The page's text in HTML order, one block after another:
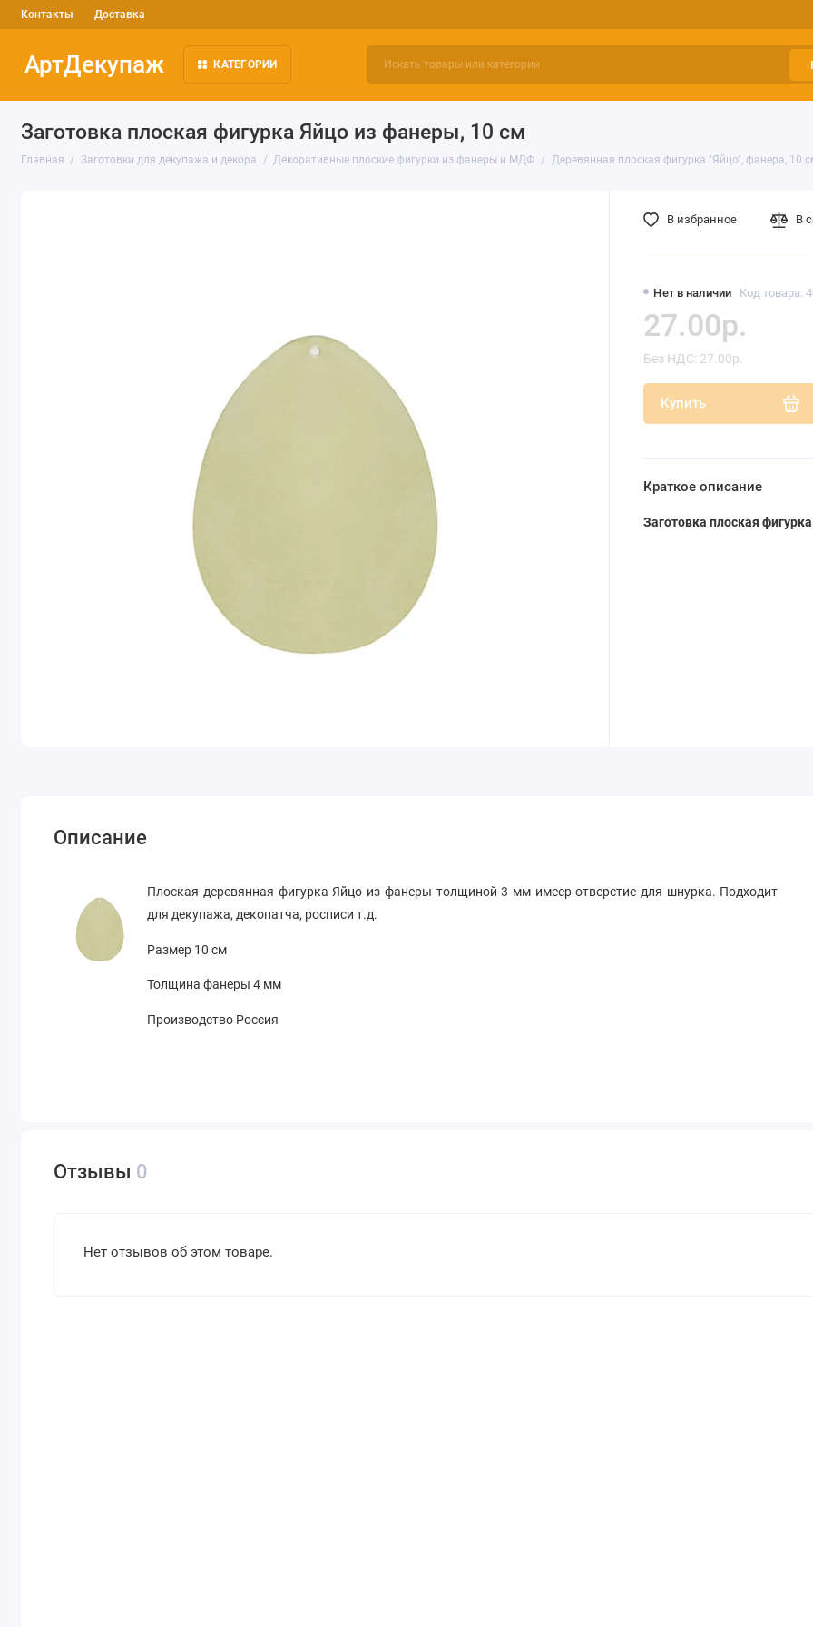
Контакты Доставка
АртДекупаж КАТЕГОРИИ
Заготовка плоская фигурка Яйцо из фанеры, 10 см
Главная Заготовки для декупажа и декора Декоративные плоские фигурки из фанеры и МДФ Деревянная плоская фигурка "Яйцо", фанера, 10
Нет в наличии Код товара:
27.00р.
Без НДС: 27.00р.
Купить
В избранное В
Краткое описание
Заготовка плоская
Описание
Плоская деревянная фигурка Яйцо из фанеры толщиной 3 мм имеер отверстие для шнурка. Подходит
для декупажа, декопатча, росписи т.д.
Размер 10 см
Толщина фанеры 4 мм
Производство Россия
Отзывы 0
Нет отзывов об этом товаре.